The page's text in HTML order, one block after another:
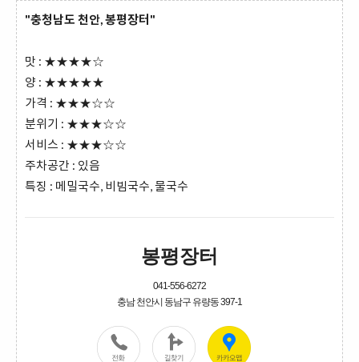
"충청남도 천안, 봉평장터"
맛 : ★★★★☆
양 : ★★★★★
가격 : ★★★☆☆
분위기 : ★★★☆☆
서비스 : ★★★☆☆
주차공간 : 있음
특징 : 메밀국수, 비빔국수, 물국수